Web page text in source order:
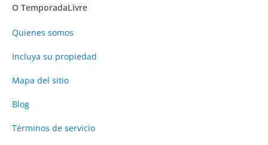
O TemporadaLivre
Quienes somos
Incluya su propiedad
Mapa del sitio
Blog
Términos de servicio